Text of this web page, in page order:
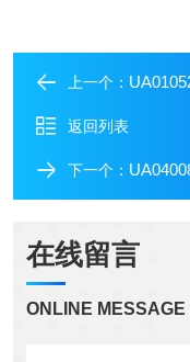
上一个：
返回列表
下一个：
在线留言
ONLINE MESSAGE